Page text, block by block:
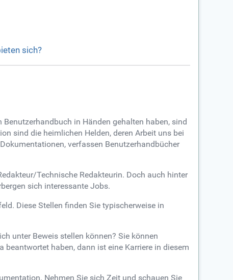
sich?
in Händen gehalten haben, sind
sind die heimlichen Helden, deren Arbeit uns bei
verfassen Benutzerhandbücher
Technische Redakteurin. Doch auch hinter
sich interessante Jobs.
Diese Stellen finden Sie typischerweise in
unter Beweis stellen können? Sie können
haben, dann ist eine Karriere in diesem
Nehmen Sie sich Zeit und schauen Sie